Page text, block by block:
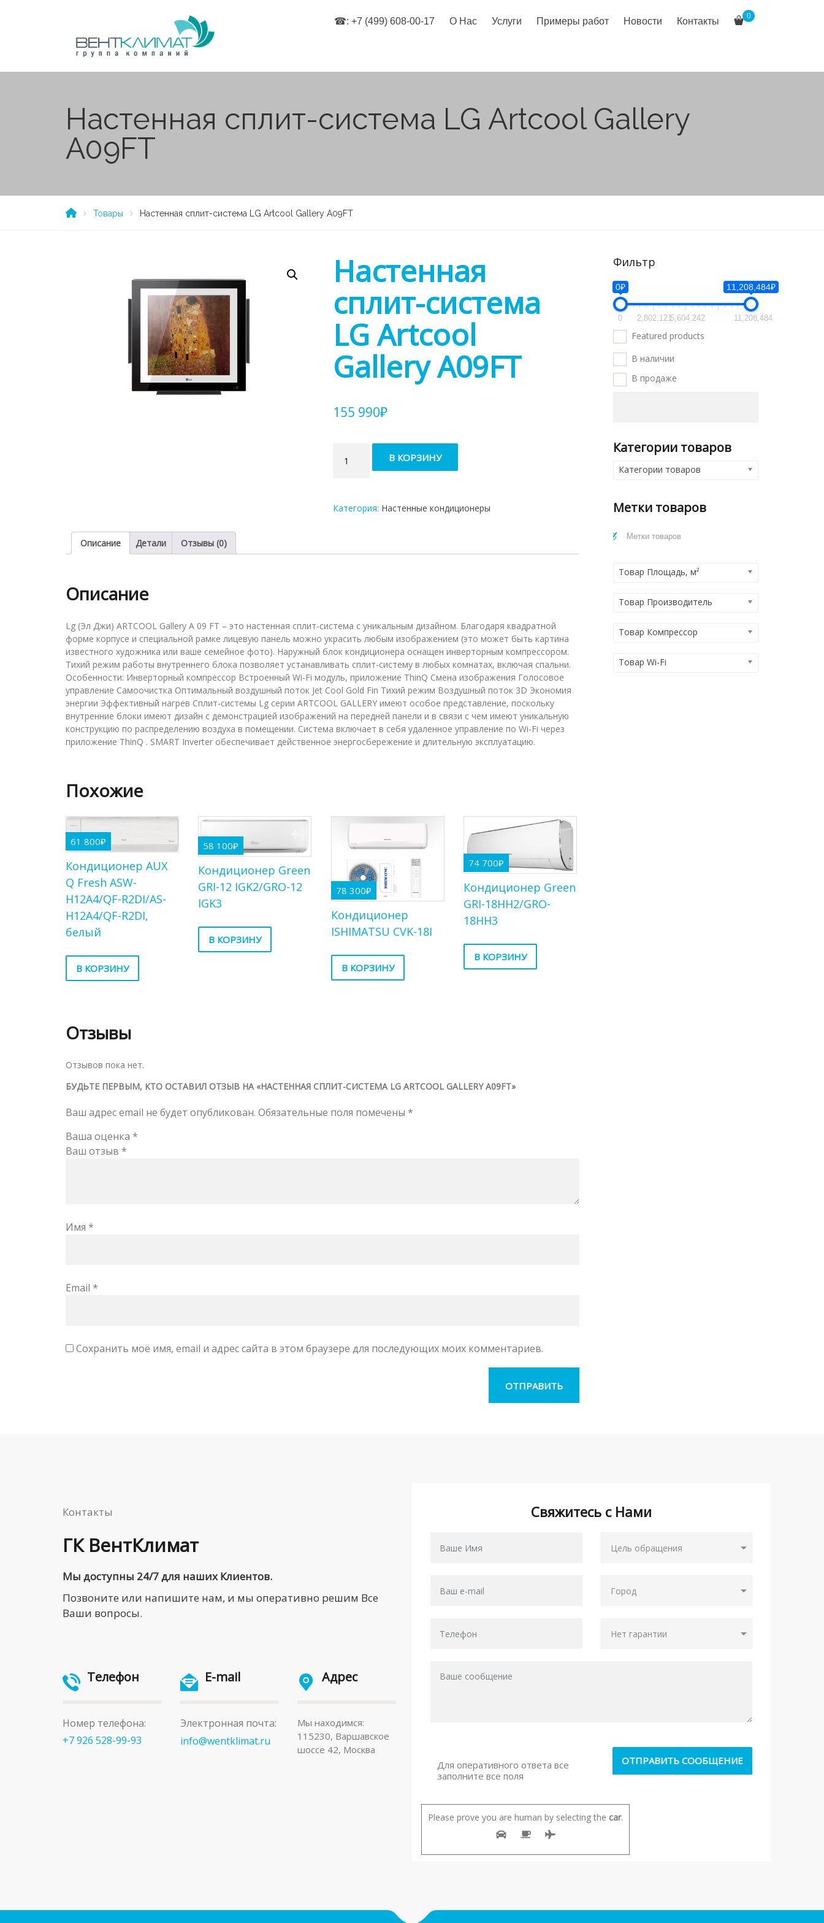
☎: +7 (499) 608-00-17 О Нас Услуги Примеры работ Новости Контакты 0
Настенная сплит-система LG Artcool Gallery
A09FT
Товары Настенная сплит-система LG Artcool Gallery A09FT
Настенная
сплит-система
LG Artcool
Gallery A09FT
155 990₽
товара
Настенная
LG
A09FT
В КОРЗИНУ
Категория: Настенные кондиционеры
Описание Детали Отзывы (0)
Описание
Lg (Эл Джи) ARTCOOL Gallery A 09 FT – это настенная сплит-система с уникальным дизайном. Благодаря квадратной
форме корпусе и специальной рамке лицевую панель можно украсить любым изображением (это может быть картина
известного художника или ваше семейное фото). Наружный блок кондиционера оснащен инверторным компрессором.
Тихий режим работы внутреннего блока позволяет устанавливать сплит-систему в любых комнатах, включая спальни.
Особенности: Инверторный компрессор Встроенный Wi-Fi модуль, приложение ThinQ Смена изображения Голосовое
управление Самоочистка Оптимальный воздушный поток Jet Cool Gold Fin Тихий режим Воздушный поток 3D Экономия
энергии Эффективный нагрев Сплит-системы Lg серии ARTCOOL GALLERY имеют особое представление, поскольку
внутренние блоки имеют дизайн с демонстрацией изображений на передней панели и в связи с чем имеют уникальную
конструкцию по распределению воздуха в помещении. Система включает в себя удаленное управление по Wi-Fi через
приложение ThinQ . SMART Inverter обеспечивает действенное энергосбережение и длительную эксплуатацию.
Похожие
61 800₽
Кондиционер AUX
Q Fresh ASW-
H12A4/QF-R2DI/AS-
H12A4/QF-R2DI,
белый
В КОРЗИНУ
58 100₽
Кондиционер Green
GRI-12 IGK2/GRO-12
IGK3
В КОРЗИНУ
78 300₽
Кондиционер
ISHIMATSU CVK-18I
В КОРЗИНУ
74 700₽
Кондиционер Green
GRI-18HH2/GRO-
18HH3
В КОРЗИНУ
Отзывы
Отзывов пока нет.
БУДЬТЕ ПЕРВЫМ, КТО ОСТАВИЛ ОТЗЫВ НА «НАСТЕННАЯ СПЛИТ-СИСТЕМА LG ARTCOOL GALLERY A09FT»
Ваш адрес email не будет опубликован. Обязательные поля помечены *
Ваша оценка *
Ваш отзыв *
Имя *
Email *
Сохранить моё имя, email и адрес сайта в этом браузере для последующих моих комментариев.
Фильтр
0₽ 11,208,484₽
0 2,802,1215,604,242 11,208,484
Featured products
В наличии
В продаже
Категории товаров
Категории товаров
Метки товаров
Товар Площадь, м²
Товар Производитель
Товар Компрессор
Товар Wi-Fi
Контакты
ГК ВентКлимат
Мы доступны 24/7 для наших Клиентов.
Позвоните или напишите нам, и мы оперативно решим Все
Ваши вопросы.
Телефон
Номер телефона:
+7 926 528-99-93
E-mail
Электронная почта:
info@wentklimat.ru
Адрес
Мы находимся:
115230, Варшавское
шоссе 42, Москва
Свяжитесь с Нами
Для оперативного ответа все
заполните все поля
Please prove you are human by selecting the car.